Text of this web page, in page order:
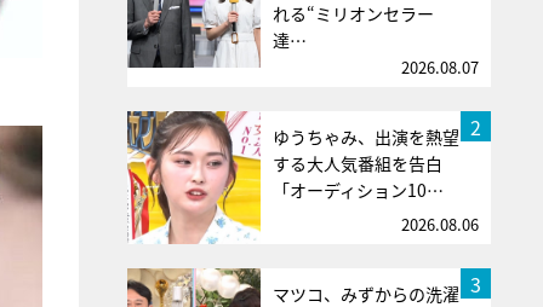
れる“ミリオンセラー
達…
2026.08.07
2
ゆうちゃみ、出演を熱望
する大人気番組を告白
「オーディション10…
2026.08.06
3
マツコ、みずからの洗濯